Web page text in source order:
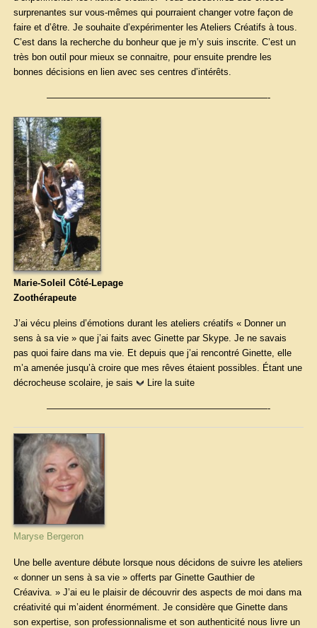
surprenantes sur vous-mêmes qui pourraient changer votre façon de
faire et d’être. Je souhaite d’expérimenter les Ateliers Créatifs à tous.
C’est dans la recherche du bonheur que je m’y suis inscrite. C’est un
très bon outil pour mieux se connaitre, pour ensuite prendre les
bonnes décisions en lien avec ses centres d’intérêts.
————————————————————————-
Marie-Soleil Côté-Lepage
Zoothérapeute
J’ai vécu pleins d’émotions durant les ateliers créatifs « Donner un
sens à sa vie » que j’ai faits avec Ginette par Skype. Je ne savais
pas quoi faire dans ma vie. Et depuis que j’ai rencontré Ginette, elle
m’a amenée jusqu’à croire que mes rêves étaient possibles. Étant une
décrocheuse scolaire, je sais
Lire la suite
————————————————————————-
Maryse Bergeron
Une belle aventure débute lorsque nous décidons de suivre les ateliers
« donner un sens à sa vie » offerts par Ginette Gauthier de
Créaviva. » J’ai eu le plaisir de découvrir des aspects de moi dans ma
créativité qui m’aident énormément. Je considère que Ginette dans
son expertise, son professionnalisme et son authenticité nous livre un